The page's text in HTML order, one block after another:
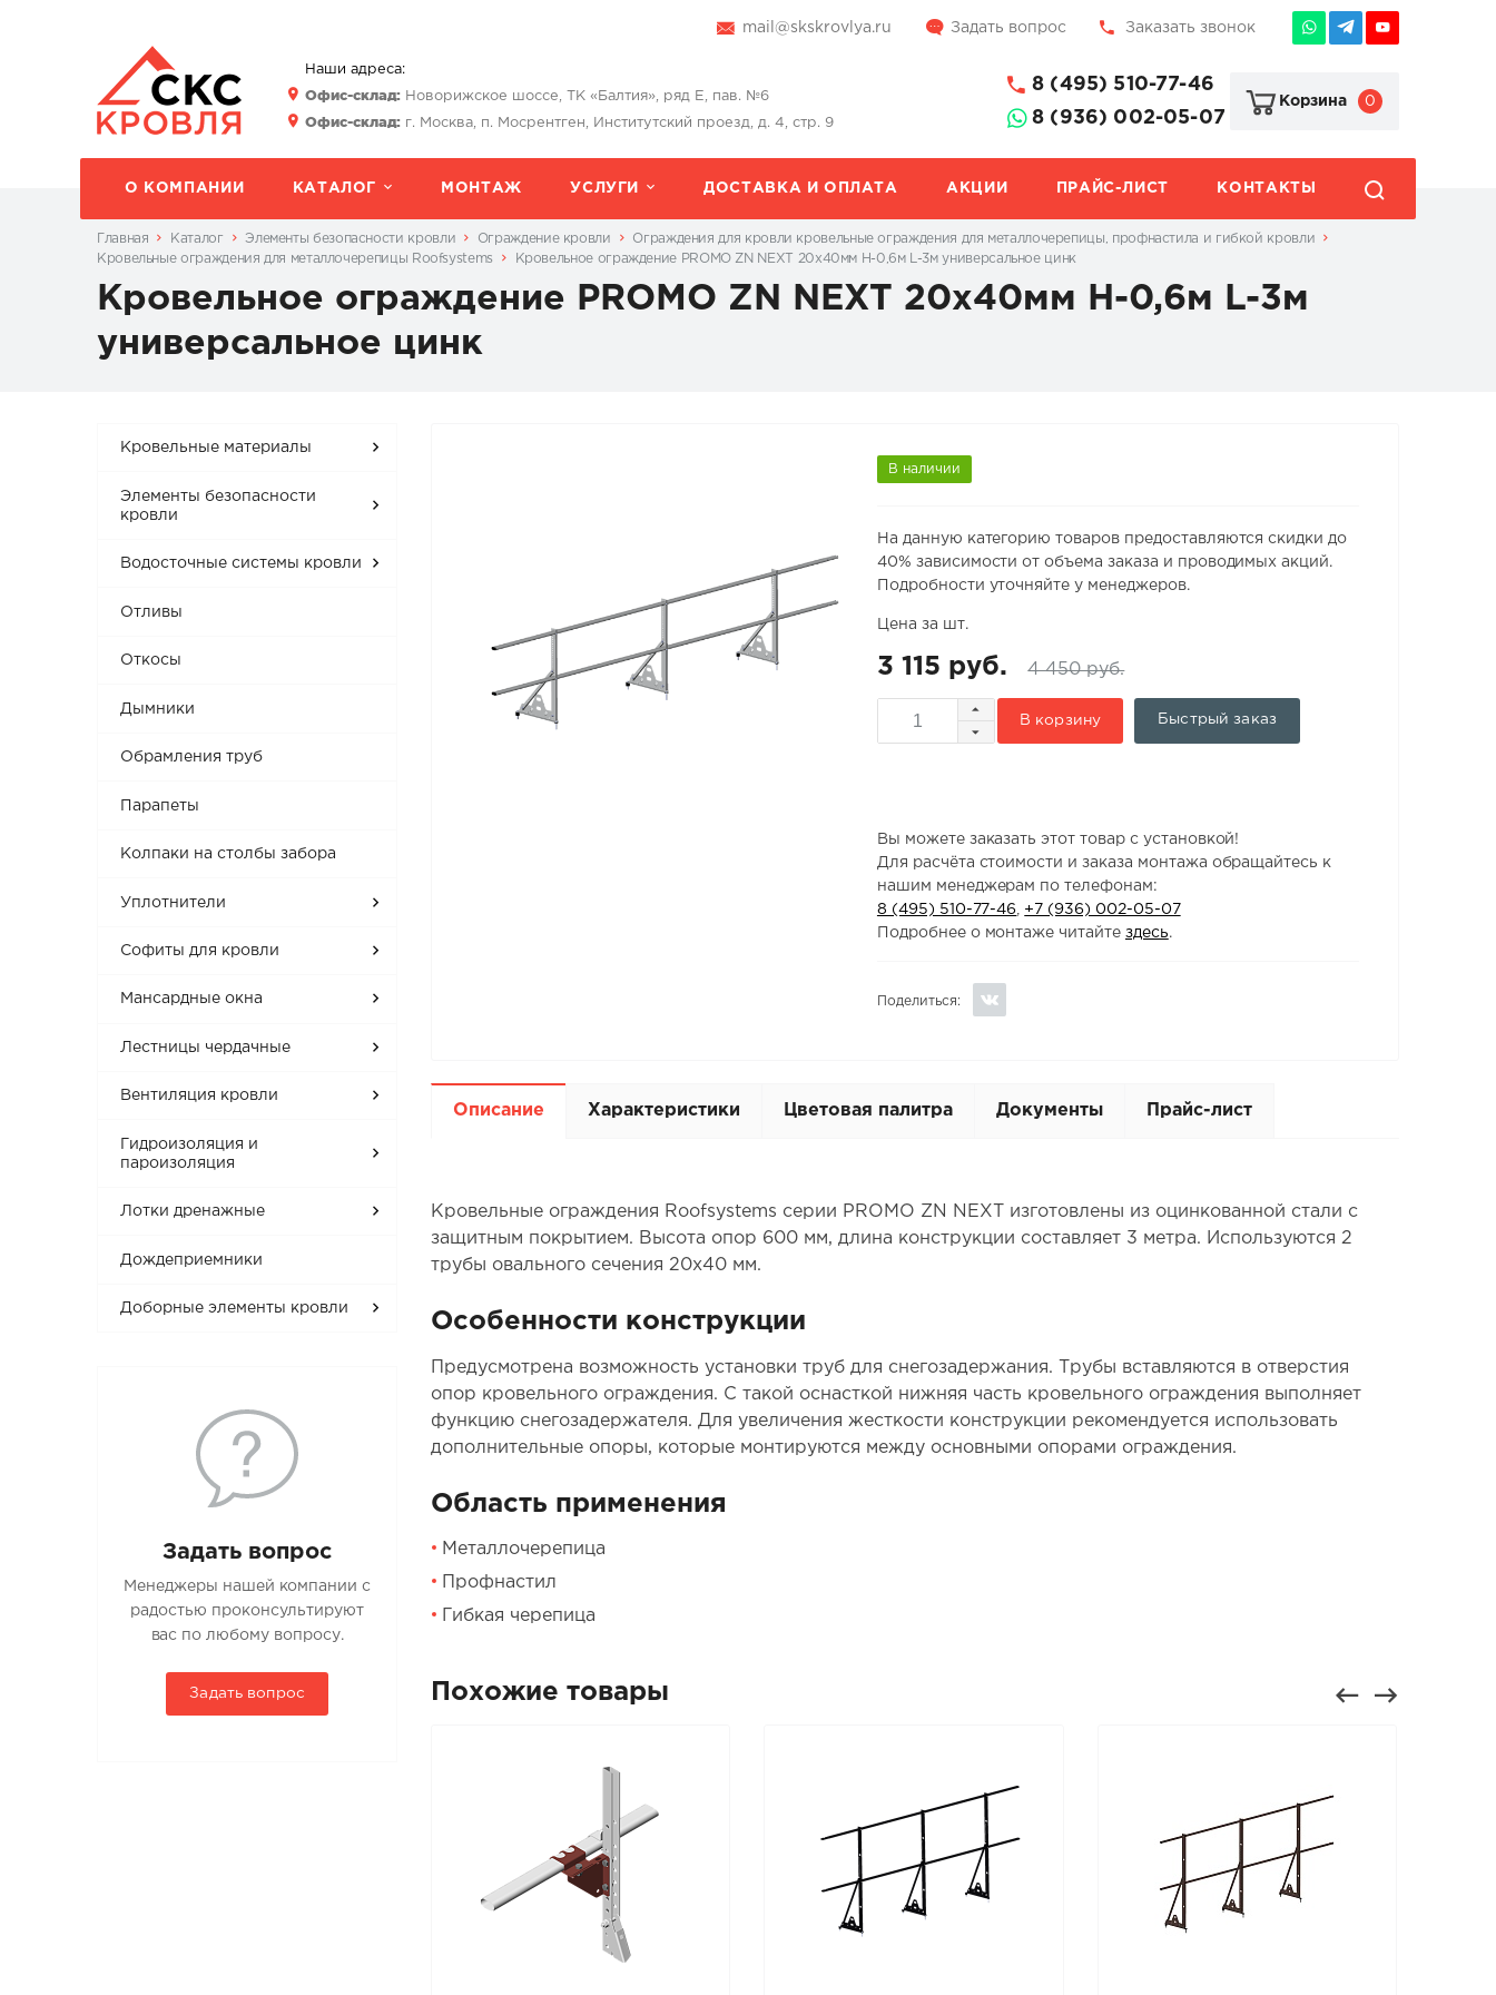
mail@skskrovlya.ru Задать вопрос Заказать звонок
Наши адреса:
Офис-склад:Новорижское шоссе, ТК «Балтия», ряд Е, пав. №6
Офис-склад:г. Москва, п. Мосрентген, Институтский проезд, д. 4, стр. 9
8 (495) 510-77-46
8 (936) 002-05-07
Корзина 0
О КОМПАНИИ КАТАЛОГ МОНТАЖ УСЛУГИ ДОСТАВКА И ОПЛАТА АКЦИИ ПРАЙС-ЛИСТ КОНТАКТЫ
Главная Каталог Элементы безопасности кровли Ограждение кровли
Ограждения для кровли кровельные ограждения для металлочерепицы, профнастила и гибкой кровли
Кровельные ограждения для металлочерепицы Roofsystems
Кровельное ограждение PROMO ZN NEXT 20х40мм H-0,6м L-3м универсальное цинк
Кровельное ограждение PROMO ZN NEXT 20х40мм H-0,6м L-3м
универсальное цинк
Кровельные материалы
Элементы безопасности
кровли
Водосточные системы кровли
Отливы
Откосы
Дымники
Обрамления труб
Парапеты
Колпаки на столбы забора
Уплотнители
Софиты для кровли
Мансардные окна
Лестницы чердачные
Вентиляция кровли
Гидроизоляция и
пароизоляция
Лотки дренажные
Дождеприемники
Доборные элементы кровли
Задать вопрос
Менеджеры нашей компании с
радостью проконсультируют
вас по любому вопросу.
Задать вопрос
В наличии
На данную категорию товаров предоставляются скидки до
40% зависимости от объема заказа и проводимых акций.
Подробности уточняйте у менеджеров.
Цена за шт.
3 115 руб. 4 450 руб.
В корзину Быстрый заказ
Вы можете заказать этот товар с установкой!
Для расчёта стоимости и заказа монтажа обращайтесь к
нашим менеджерам по телефонам:
8 (495) 510-77-46
+7 (936) 002-05-07
Подробнее о монтаже читайте здесь.
Поделиться:
Описание Характеристики Цветовая палитра Документы Прайс-лист
Кровельные ограждения Roofsystems серии PROMO ZN NEXT изготовлены из оцинкованной стали с
защитным покрытием. Высота опор 600 мм, длина конструкции составляет 3 метра. Используются 2
трубы овального сечения 20x40 мм.
Особенности конструкции
Предусмотрена возможность установки труб для снегозадержания. Трубы вставляются в отверстия
опор кровельного ограждения. С такой оснасткой нижняя часть кровельного ограждения выполняет
функцию снегозадержателя. Для увеличения жесткости конструкции рекомендуется использовать
дополнительные опоры, которые монтируются между основными опорами ограждения.
Область применения
Металлочерепица
Профнастил
Гибкая черепица
Похожие товары